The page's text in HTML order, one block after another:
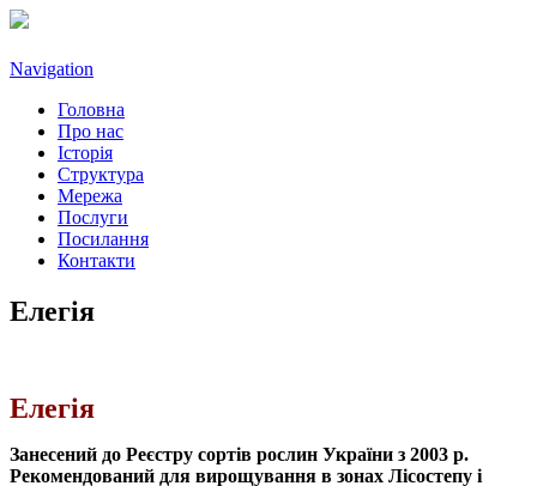
Navigation
Головна
Про нас
Історія
Структура
Мережа
Послуги
Посилання
Контакти
Елегія
Елегія
Занесений до Реєстру сортів рослин України з 2003 р.
Рекомендований для вирощування в зонах Лісостепу і